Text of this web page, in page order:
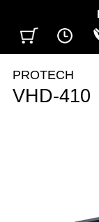
PROTECH
VHD-410